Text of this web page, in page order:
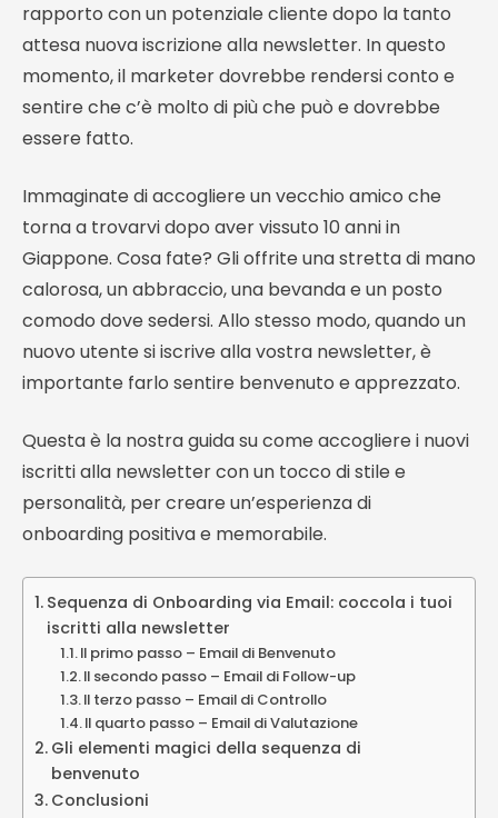
rapporto con un potenziale cliente dopo la tanto
attesa nuova iscrizione alla newsletter. In questo
momento, il marketer dovrebbe rendersi conto e
sentire che c’è molto di più che può e dovrebbe
essere fatto.
Immaginate di accogliere un vecchio amico che
torna a trovarvi dopo aver vissuto 10 anni in
Giappone. Cosa fate? Gli offrite una stretta di mano
calorosa, un abbraccio, una bevanda e un posto
comodo dove sedersi. Allo stesso modo, quando un
nuovo utente si iscrive alla vostra newsletter, è
importante farlo sentire benvenuto e apprezzato.
Questa è la nostra guida su come accogliere i nuovi
iscritti alla newsletter con un tocco di stile e
personalità, per creare un’esperienza di
onboarding positiva e memorabile.
Sequenza di Onboarding via Email: coccola i tuoi
iscritti alla newsletter
Il primo passo – Email di Benvenuto
Il secondo passo – Email di Follow-up
Il terzo passo – Email di Controllo
Il quarto passo – Email di Valutazione
Gli elementi magici della sequenza di
benvenuto
Conclusioni